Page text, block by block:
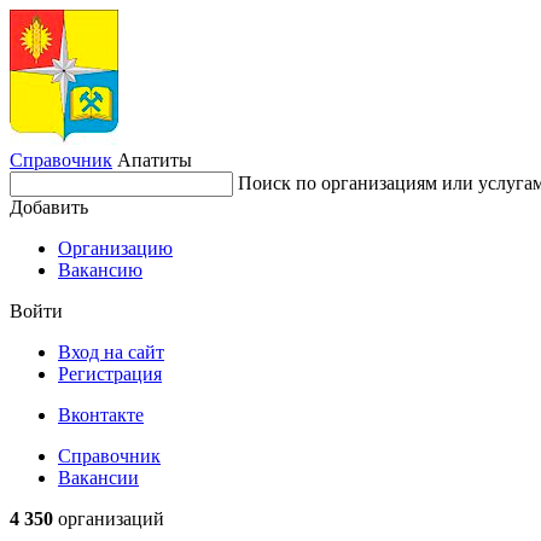
Справочник Апатиты
Поиск по организациям или
Добавить
Организацию
Вакансию
Войти
Вход на сайт
Регистрация
Вконтакте
Справочник
Вакансии
4 350 организаций